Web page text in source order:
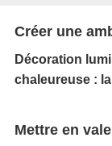
Créer une
Décoration
chaleureuse :
Mettre en